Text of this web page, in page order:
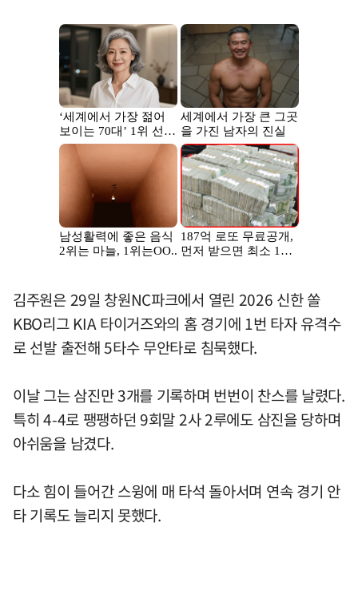
김주원은 29일 창원NC파크에서 열린 2026 신한 쏠
KBO리그 KIA 타이거즈와의 홈 경기에 1번 타자 유격수
로 선발 출전해 5타수 무안타로 침묵했다.
이날 그는 삼진만 3개를 기록하며 번번이 찬스를 날렸다.
특히 4-4로 팽팽하던 9회말 2사 2루에도 삼진을 당하며
아쉬움을 남겼다.
다소 힘이 들어간 스윙에 매 타석 돌아서며 연속 경기 안
타 기록도 늘리지 못했다.